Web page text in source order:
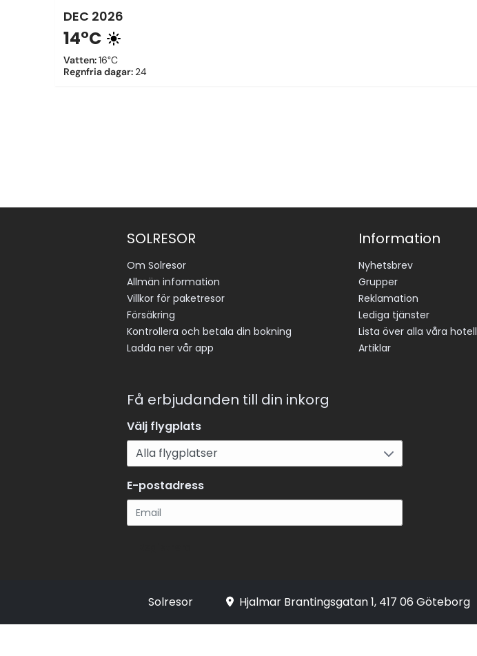
DEC 2026
14°C
Vatten:16°C
Regnfria dagar: 24
SOLRESOR
Om Solresor
Allmän information
Villkor för paketresor
Försäkring
Kontrollera och betala din bokning
Ladda ner vår app
Information
Nyhetsbrev
Grupper
Reklamation
Lediga tjänster
Lista över alla våra hotell
Artiklar
Få erbjudanden till din inkorg
Välj flygplats
E-postadress
Solresor Hjalmar Brantingsgatan 1, 417 06 Göteborg